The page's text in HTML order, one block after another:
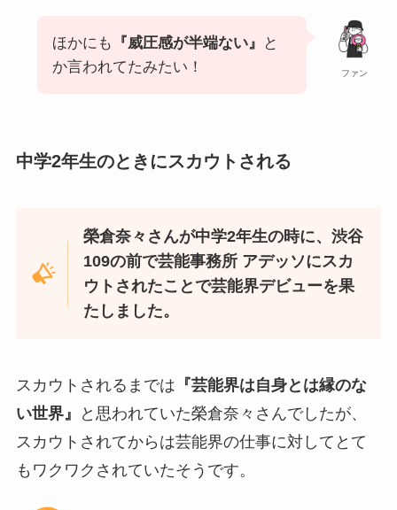
ファン
ほかにも 『威圧感が半端ない』
と
か言われてたみたい！
中学2年生のときにスカウトされる
榮倉奈々さんが中学2年生の時に、渋谷
109の前で芸能事務所 アデッソにスカ
ウトされたことで芸能界デビューを果
たしました。
スカウトされるまでは 『芸能界は自身とは縁のな
い世界』
と思われていた榮倉奈々さんでしたが、
スカウトされてからは芸能界の仕事に対してとて
もワクワクされていたそうです。